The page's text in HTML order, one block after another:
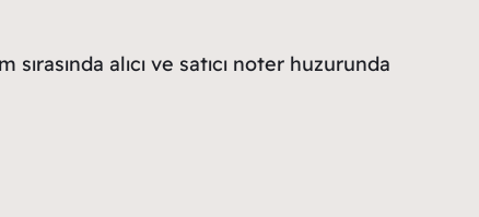
alıcı ve satıcı noter huzurunda